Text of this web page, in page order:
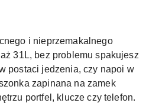
i nieprzemakalnego
31L, bez problemu spakujesz
postaci jedzenia, czy napoi w
zapinana na zamek
portfel, klucze czy telefon.